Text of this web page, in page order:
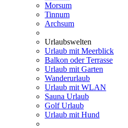
Morsum
Tinnum
Archsum
Urlaubswelten
Urlaub mit Meerblick
Balkon oder Terrasse
Urlaub mit Garten
Wanderurlaub
Urlaub mit WLAN
Sauna Urlaub
Golf Urlaub
Urlaub mit Hund